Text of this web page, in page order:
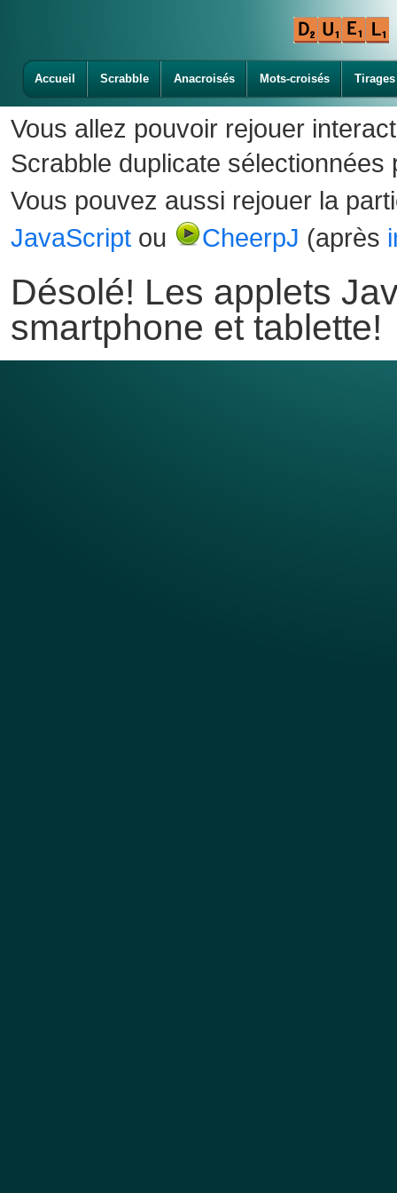
Accueil Scrabble Anacroisés Mots-croisés Tirages
Vous allez pouvoir rejouer
Scrabble duplicate sélectionnées
Vous pouvez aussi rejouer la
JavaScript ou CheerpJ (après
Désolé! Les applets
smartphone et tablette!